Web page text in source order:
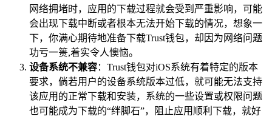
网络拥堵时，应用的下载过程就会受到严重影响，可能
会出现下载中断或者根本无法开始下载的情况，想象一
下，你满心期待地准备下载Trust钱包，却因为网络问题
功亏一篑,着实令人懊恼。
设备系统不兼容：Trust钱包对iOS系统有着特定的版本
要求，倘若用户的设备系统版本过低，就可能无法支持
该应用的正常下载和安装，系统的一些设置或权限问题
也可能成为下载的“绊脚石”，阻止应用顺利下载，就好